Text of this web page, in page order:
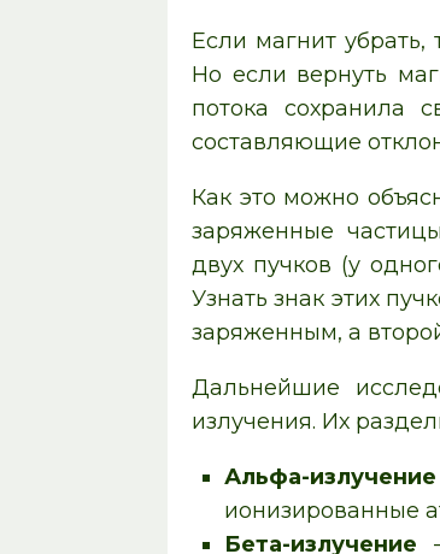
Если магнит
Но если вернуть
потока сохранила
составляющие
Как это можно
заряженные
двух пучков (у
Узнать знак этих
заряженным, а
Дальнейшие
излучения. Их
Альфа-излучение
ионизированные
Бета-излучение